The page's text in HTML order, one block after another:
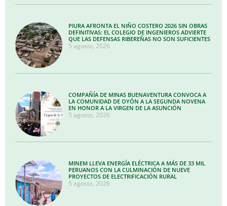
PIURA AFRONTA EL NIÑO COSTERO 2026 SIN OBRAS
DEFINITIVAS: EL COLEGIO DE INGENIEROS ADVIERTE
QUE LAS DEFENSAS RIBEREÑAS NO SON SUFICIENTES
5 agosto, 2026
COMPAÑÍA DE MINAS BUENAVENTURA CONVOCA A
LA COMUNIDAD DE OYÓN A LA SEGUNDA NOVENA
EN HONOR A LA VIRGEN DE LA ASUNCIÓN
5 agosto, 2026
MINEM LLEVA ENERGÍA ELÉCTRICA A MÁS DE 33 MIL
PERUANOS CON LA CULMINACIÓN DE NUEVE
PROYECTOS DE ELECTRIFICACIÓN RURAL
5 agosto, 2026